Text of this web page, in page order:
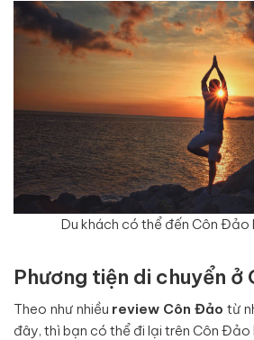
Du khách có thể đến Côn Đảo
Phương tiện di chuyển ở
Theo như nhiều review Côn Đảo từ
đây, thì bạn có thể đi lại trên Côn Đảo